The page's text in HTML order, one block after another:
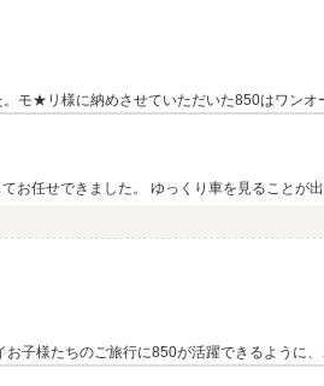
★リ様に納めさせていただいた850はワンオ
ちしております。
お任せできました。 ゆっくり車を見ることが
子様たちのご旅行に850が活躍できるように
おります。